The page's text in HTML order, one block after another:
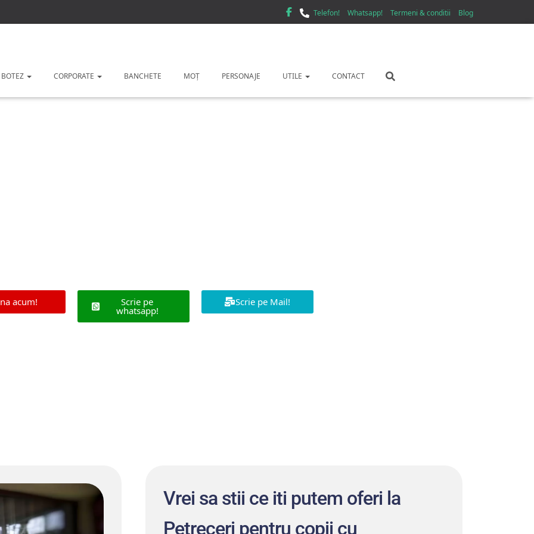
Telefon! Whatsapp! Termeni & conditii Blog
CORPORATE BANCHETE MOȚ PERSONAJE UTILE CONTACT
acum! Scrie pe
whatsapp!
Scrie pe Mail!
Vrei sa stii ce iti putem oferi la
Petreceri pentru copii cu